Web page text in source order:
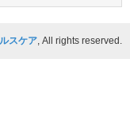
スケア, All rights reserved.